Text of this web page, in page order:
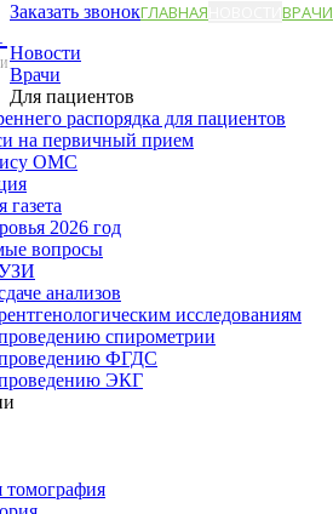
Заказать звонокГЛАВНАЯ ВРАЧИ
Новости
Врачи
Для пациентов
распорядка для пациентов
на первичный прием
ОМС
газета
2026 год
вопросы
анализов
исследованиям
спирометрии
ФГДС
ЭКГ